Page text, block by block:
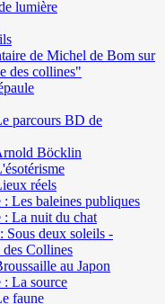
lumière
de Michel de Bom sur
des collines"
parcours BD de
Böcklin
réels
Les baleines publiques
: La nuit du chat
Sous deux soleils -
des Collines
au Japon
: La source
faune